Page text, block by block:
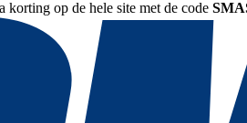
op de hele site met de code